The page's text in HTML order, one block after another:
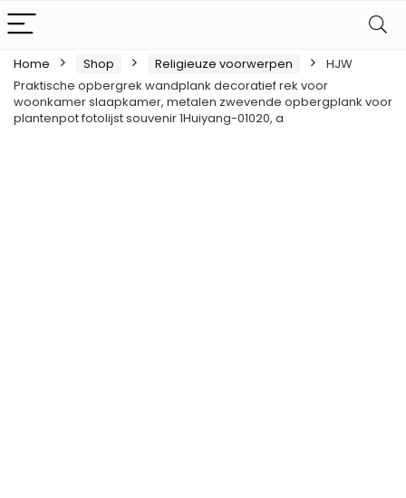
Home Shop Religieuze voorwerpen
HJW
Praktische opbergrek wandplank decoratief rek voor
woonkamer slaapkamer, metalen zwevende opbergplank voor
plantenpot fotolijst souvenir 1Huiyang-01020, a